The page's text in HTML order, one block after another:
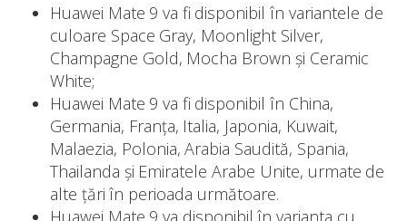
Huawei Mate 9 va fi disponibil în variantele de
culoare Space Gray, Moonlight Silver,
Champagne Gold, Mocha Brown și Ceramic
White;
Huawei Mate 9 va fi disponibil în China,
Germania, Franța, Italia, Japonia, Kuwait,
Malaezia, Polonia, Arabia Saudită, Spania,
Thailanda și Emiratele Arabe Unite, urmate de
alte țări în perioada următoare.
Huawei Mate 9 va disponibil în varianta cu